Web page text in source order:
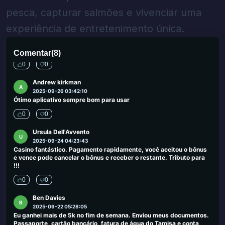
pesca, capturar salmões e vivenciar uma
experiência de entretenimento única.
Comentar(8)
0 0
B
Bebop
Melhor cassino de saques imediatos de todos
0 0
A
Andrew kirkman
2025-09-26 03:42:10
Ótimo aplicativo sempre bom para usar
0 0
U
Ursula Dell'Avvento
2025-09-24 04:23:43
Casino fantástico. Pagamento rapidamente, você aceitou o bônus
e vence pode cancelar o bônus e receber o restante. Tributo para
!!!
0 0
B
Ben Davies
2025-09-22 05:28:05
Eu ganhei mais de 5k no fim de semana. Enviou meus documentos.
Passaporte, cartão bancário, fatura de água do Tamisa e conta